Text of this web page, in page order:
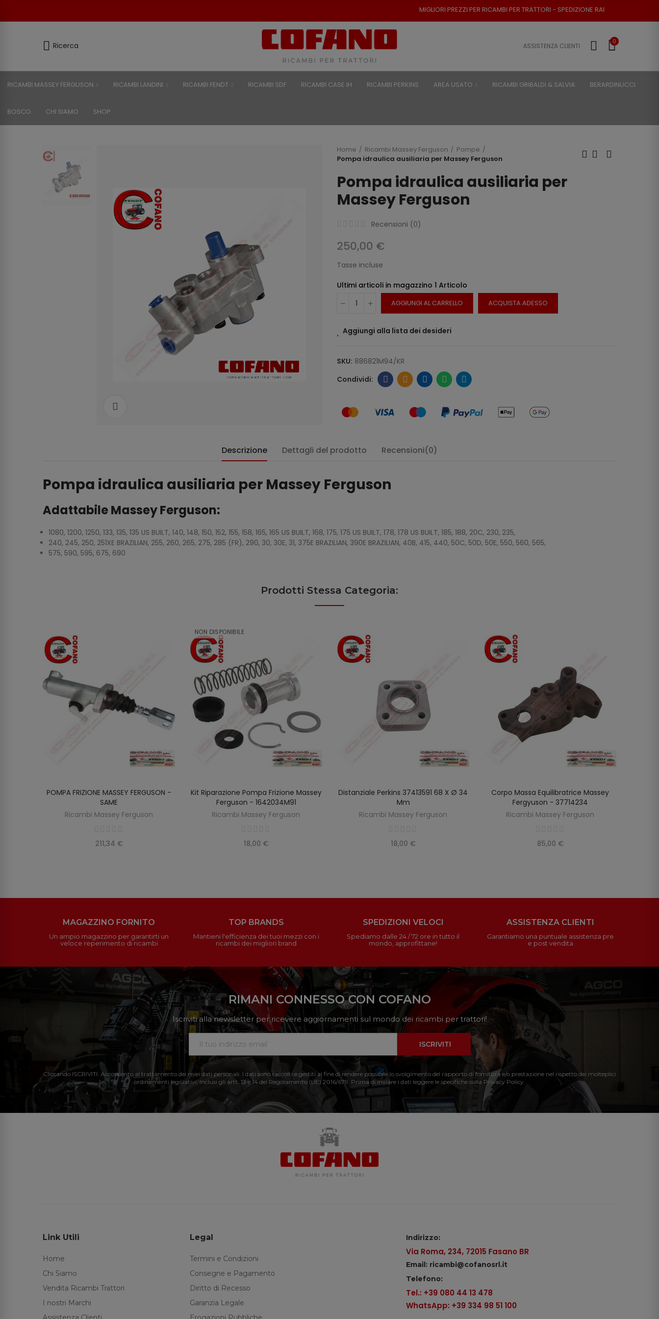
MIGLIORI PREZZI PER RICAMBI PER TRATTORI - SPEDIZIONE RAPIDA - RESO POSSIBILE
Ricerca ASSISTENZA CLIENTI
0
RICAMBI MASSEY FERGUSON RICAMBI LANDINI RICAMBI FENDT RICAMBI SDF RICAMBI CASE IH RICAMBI PERKINS AREA USATO RICAMBI GRIBALDI & SALVIA BERARDINUCCI
BOSCO CHI SIAMO SHOP
Home Ricambi Massey Ferguson
Pompe
Pompa idraulica ausiliaria per Massey Ferguson
Pompa idraulica ausiliaria per
Massey Ferguson
Recensioni (0)
250,00 €
Tasse incluse
Ultimi articoli in magazzino 1 Articolo
AGGIUNGI AL CARRELLO ACQUISTA ADESSO
Aggiungi alla lista dei desideri
SKU: 886821M94/KR
Descrizione Dettagli del prodotto Recensioni(0)
Pompa idraulica ausiliaria per Massey Ferguson
Adattabile Massey Ferguson:
1080, 1200, 1250, 133, 135, 135 US BUILT, 140, 148, 150, 152, 155, 158, 165, 165 US BUILT, 168, 175, 175 US BUILT, 178, 178 US BUILT, 185, 188, 20C, 230, 235,
240, 245, 250, 251XE BRAZILIAN, 255, 260, 265, 275, 285 (FR), 290, 30, 30E, 31, 375E BRAZILIAN, 390E BRAZILIAN, 40B, 415, 440, 50C, 50D, 50E, 550, 560, 565,
575, 590, 595, 675, 690
Prodotti Stessa Categoria:
AGGIUNGI AL CARRELLO
POMPA FRIZIONE MASSEY FERGUSON -
SAME
Ricambi Massey Ferguson
211,34 €
NON DISPONIBILE
SCOPRIRE
Kit Riparazione Pompa Frizione Massey
Ferguson - 1642034M91
Ricambi Massey Ferguson
18,00 €
AGGIUNGI AL CARRELLO
Distanziale Perkins 37413591 68 X Ø 34
Mm
Ricambi Massey Ferguson
18,00 €
AGGIUNGI AL CARRELLO
Corpo Massa Equilibratrice Massey
Fergyuson - 37714234
Ricambi Massey Ferguson
85,00 €
MAGAZZINO FORNITO
Un ampio magazzino per garantirti un
veloce reperimento di ricambi
TOP BRANDS
Mantieni l'efficienza dei tuoi mezzi con i
ricambi dei migliori brand
SPEDIZIONI VELOCI
Spediamo dalle 24 / 72 ore in tutto il
mondo, approfittane!
ASSISTENZA CLIENTI
Garantiamo una puntuale assistenza pre
e post vendita
RIMANI CONNESSO CON COFANO
Iscriviti alla newsletter per ricevere aggiornamenti sul mondo dei ricambi per trattori!
ISCRIVITI
Cliccando ISCRIVITI: Acconsento al trattamento dei miei dati personali. I dati sono raccolti e gestiti al fine di rendere possibile lo svolgimento del rapporto di fornitura e/o prestazione nel rispetto dei molteplici
ordinamenti legislativi, inclusi gli artt. 13 e 14 del Regolamento (UE) 2016/679. Prima di inviare i dati leggere le specifiche sulla Privacy Policy.
Link Utili
Home
Chi Siamo
Vendita Ricambi Trattori
I nostri Marchi
Legal
Termini e Condizioni
Consegne e Pagamento
Diritto di Recesso
Garanzia Legale
Indirizzo:
Via Roma, 234, 72015 Fasano BR
Email: ricambi@cofanosrl.it
Telefono:
Tel.: +39 080 44 13 478
WhatsApp: +39 334 98 51 100